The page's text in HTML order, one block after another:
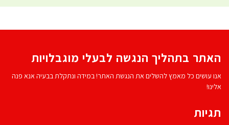
האתר בתהליך הנגשה לבעלי מוגבלויות
אנו עושים כל מאמץ להשלים את הנגשת האתר! במידה ונתקלת בבעיה אנא פנה
אלינו!
תגיות